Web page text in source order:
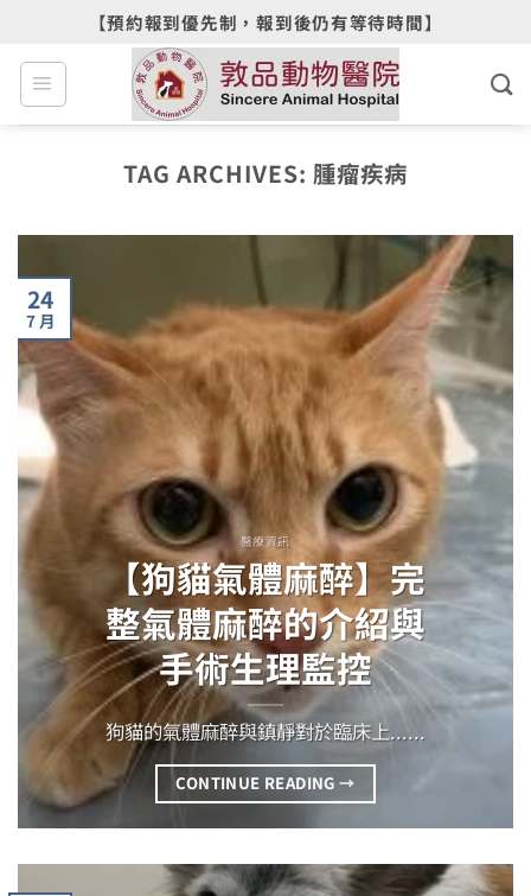
content
【預約報到優先制，報到後仍有等待時間】
TAG ARCHIVES: 腫瘤疾病
醫療資訊
【狗貓氣體麻醉】完
整氣體麻醉的介紹與
手術生理監控
狗貓的氣體麻醉與鎮靜對於臨床上......
CONTINUE READING→
24
7 月